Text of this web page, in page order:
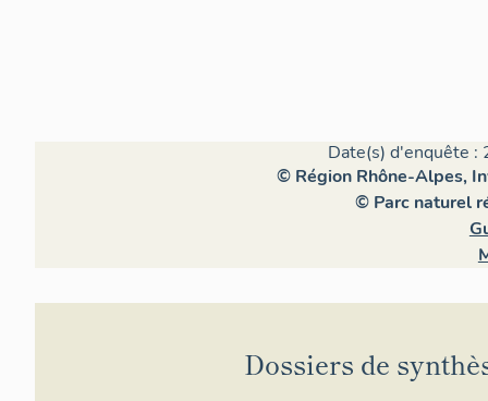
Date(s) d'enquête :
© Région Rhône-Alpes,
© Parc naturel
Dossiers de